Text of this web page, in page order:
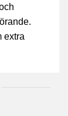
extra